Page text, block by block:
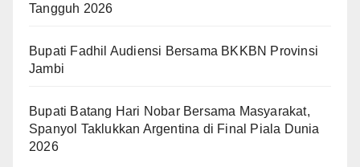
Tangguh 2026
Bupati Fadhil Audiensi Bersama BKKBN Provinsi
Jambi
Bupati Batang Hari Nobar Bersama Masyarakat,
Spanyol Taklukkan Argentina di Final Piala Dunia
2026